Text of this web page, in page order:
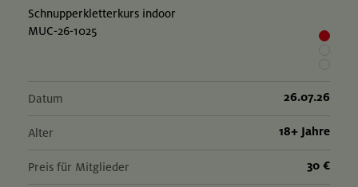
Schnupperkletterkurs indoor
MUC-26-1025
Datum 26.07.26
Alter 18+ Jahre
Preis für Mitglieder 30 €